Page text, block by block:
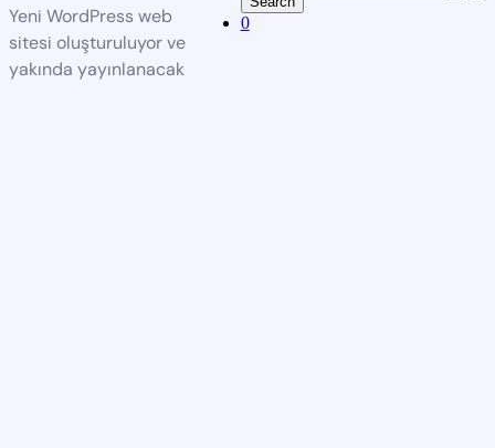
Yeni WordPress web
sitesi oluşturuluyor ve
yakında yayınlanacak
0